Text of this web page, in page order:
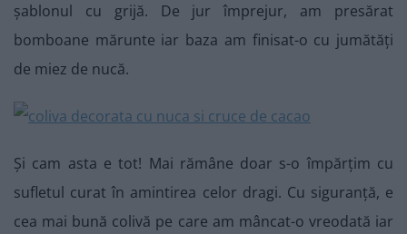
șablonul cu grijă. De jur împrejur, am presărat
bomboane mărunte iar baza am finisat-o cu jumătăți
de miez de nucă.
Și cam asta e tot! Mai rămâne doar s-o împărțim cu
sufletul curat în amintirea celor dragi. Cu siguranță, e
cea mai bună colivă pe care am mâncat-o vreodată iar